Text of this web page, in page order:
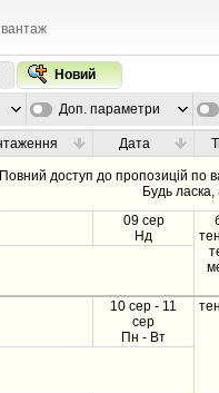
Новий
Доп. параметри
Дата
Повний доступ до пропозицій по
Будь ласка,
09 сер
Нд
10 сер - 11
сер
Пн - Вт